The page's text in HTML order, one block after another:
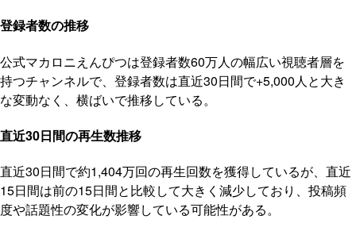
登録者数の推移
公式マカロニえんぴつは登録者数60万人の幅広い視聴者層を
持つチャンネルで、登録者数は直近30日間で+5,000人と大き
な変動なく、横ばいで推移している。
直近30日間の再生数推移
直近30日間で約1,404万回の再生回数を獲得しているが、直近
15日間は前の15日間と比較して大きく減少しており、投稿頻
度や話題性の変化が影響している可能性がある。